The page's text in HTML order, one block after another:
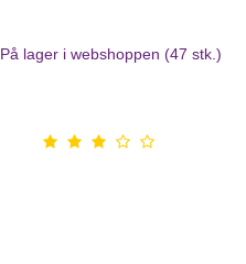
På lager i webshoppen (47 stk.)